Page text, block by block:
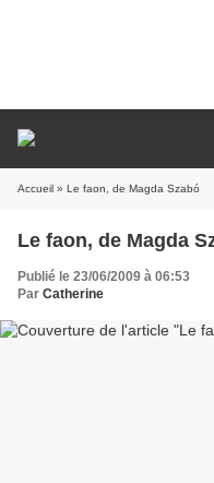
Accueil » Le faon, de Magda Szabó
Le faon, de Magda
Publié le 23/06/2009 à 06:53
Par Catherine